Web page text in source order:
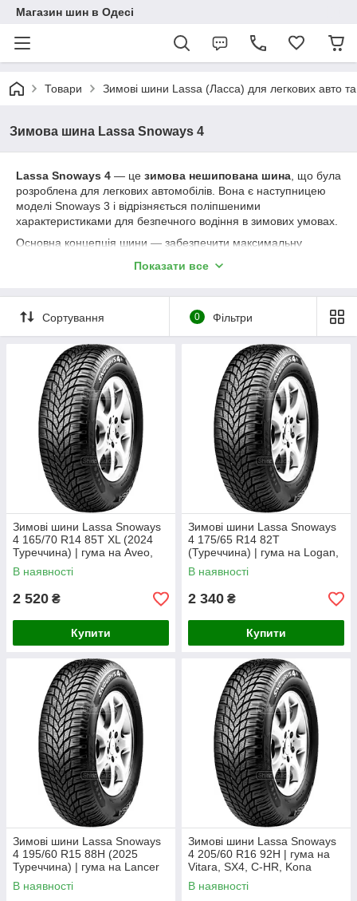
Магазин шин в Одесі
Товари Зимові шини Lassa (Ласса) для легкових авто
Зимова шина Lassa Snoways 4
Lassa Snoways 4 — це зимова нешипована шина , що була
розроблена для легкових автомобілів. Вона є наступницею
моделі Snoways 3 і відрізняється поліпшеними
характеристиками для безпечного водіння в зимових умовах.
Основна концепція шини — забезпечити максимальну
поступаючись при цьому продуктивністю на сухому асфальті.
Ключові особливості та переваги:
Покращене зчеплення та гальмування:
інноваційній гумовій суміші, шина ефективно відводить
воду і сніжну кашу з-під колеса. Це значно зменшує
ризик аквапланування та забезпечує стабільне
гальмування на мокрій і засніженій поверхні.
Висока ефективність на снігу: Велика кількість
глибоких ламелей
на протекторі створює додаткові
"кусаючі" кромки. Це дозволяє шині ефективно
чіплятися за сніг, забезпечуючи відмінну тягу та
керованість.
Довговічність та зносостійкість:Спеціальний
склад гумової суміші сприяєрівномірному зносу, що
збільшує загальний термін служби шини. Це робить
Lassa Snoways 4 вигідним і практичним вибором.
Збереження характеристик на сухій дорозі:
Незважаючи на акцент на зимові умови, шина
демонструє
відмінну курсову стійкість та
на сухому покритті. Це забезпечує
комфорт і безпеку водіння незалежно від погодних
Показати все
Сортування 0 Фільтри
Зимові шини Lassa Snoways
4 165/70 R14 85T XL (2024
Туреччина) | гума на Aveo,
Lanos, Fabia, Polo
В наявності
2 520 ₴
Купити
Зимові шини Lassa Snoways
4 175/65 R14 82T
(Туреччина) | гума на Logan,
Fabia, Lanos, Kalina
В наявності
2 340 ₴
Купити
Зимові шини Lassa Snoways
4 195/60 R15 88H (2025
Туреччина) | гума на Lancer
9, Lacetti, Focus, Astra
В наявності
Зимові шини Lassa Snoways
4 205/60 R16 92H | гума на
Vitara, SX4, C-HR, Kona
В наявності